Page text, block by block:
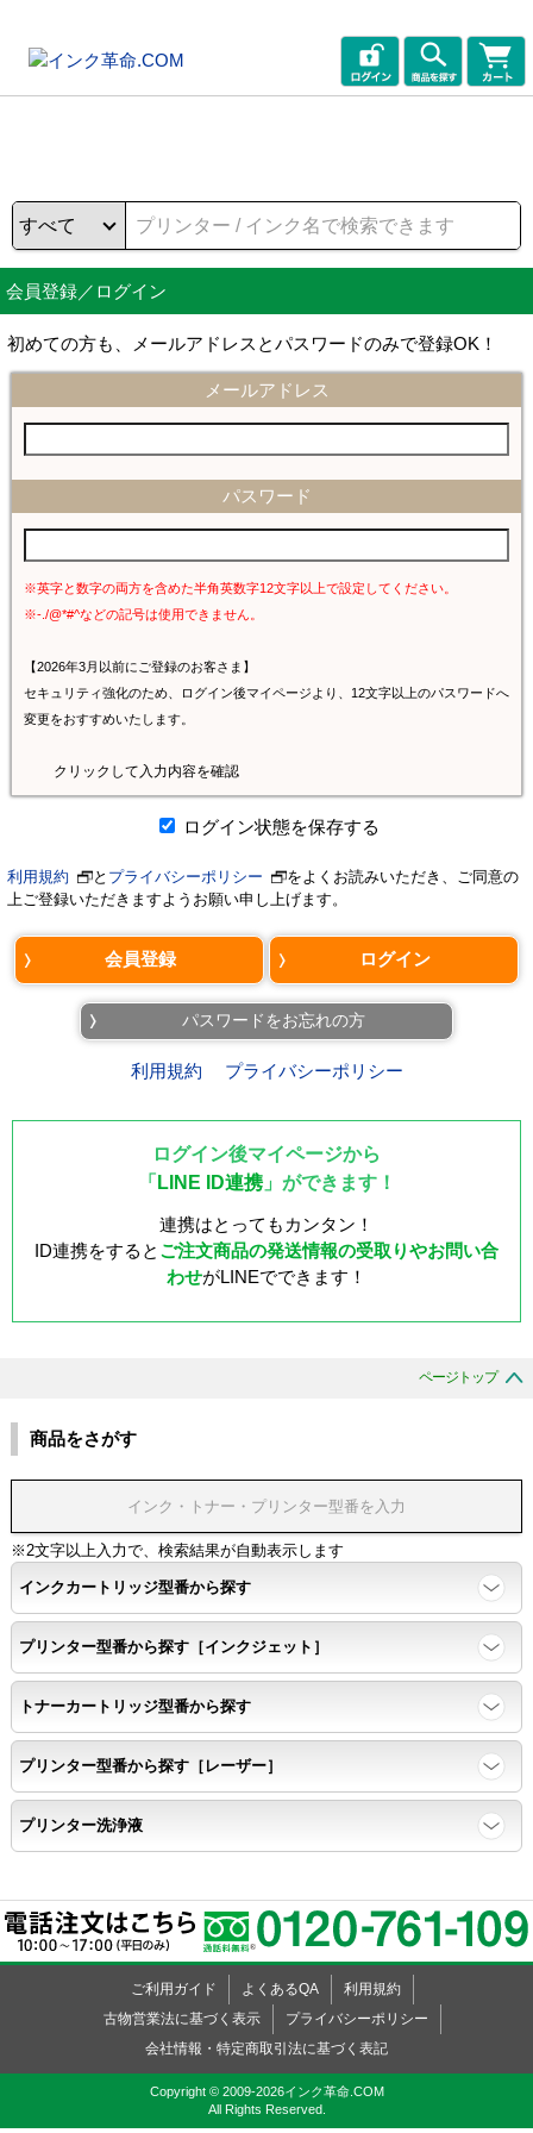
会員登録／ログイン
初めての方も、メールアドレスとパスワードのみで登録OK！
メールアドレス
パスワード
※英字と数字の両方を含めた半角英数字12文字以上で設定してください。
※-./@*#^などの記号は使用できません。
【2026年3月以前にご登録のお客さま】
セキュリティ強化のため、ログイン後マイページより、12文字以上のパスワードへ
変更をおすすめいたします。
クリックして入力内容を確認
ログイン状態を保存する
利用規約 と プライバシーポリシー
をよくお読みいただき、ご同意の
上ご登録いただきますようお願い申し上げます。
パスワードをお忘れの方
利用規約 プライバシーポリシー
ログイン後マイページから
「 LINE ID連携」ができます！
連携はとってもカンタン！
ID連携をすると ご注文商品の発送情報の受取りやお問い合
わせがLINEでできます！
ページトップ
商品をさがす
※2文字以上入力で、検索結果が自動表示します
インクカートリッジ型番から探す
プリンター型番から探す［インクジェット］
トナーカートリッジ型番から探す
プリンター型番から探す［レーザー］
プリンター洗浄液
ご利用ガイド よくあるQA
利用規約
古物営業法に基づく表示
プライバシーポリシー
会社情報・特定商取引法に基づく表記
Copyright © 2009-2026インク革命.COM
All Rights Reserved.